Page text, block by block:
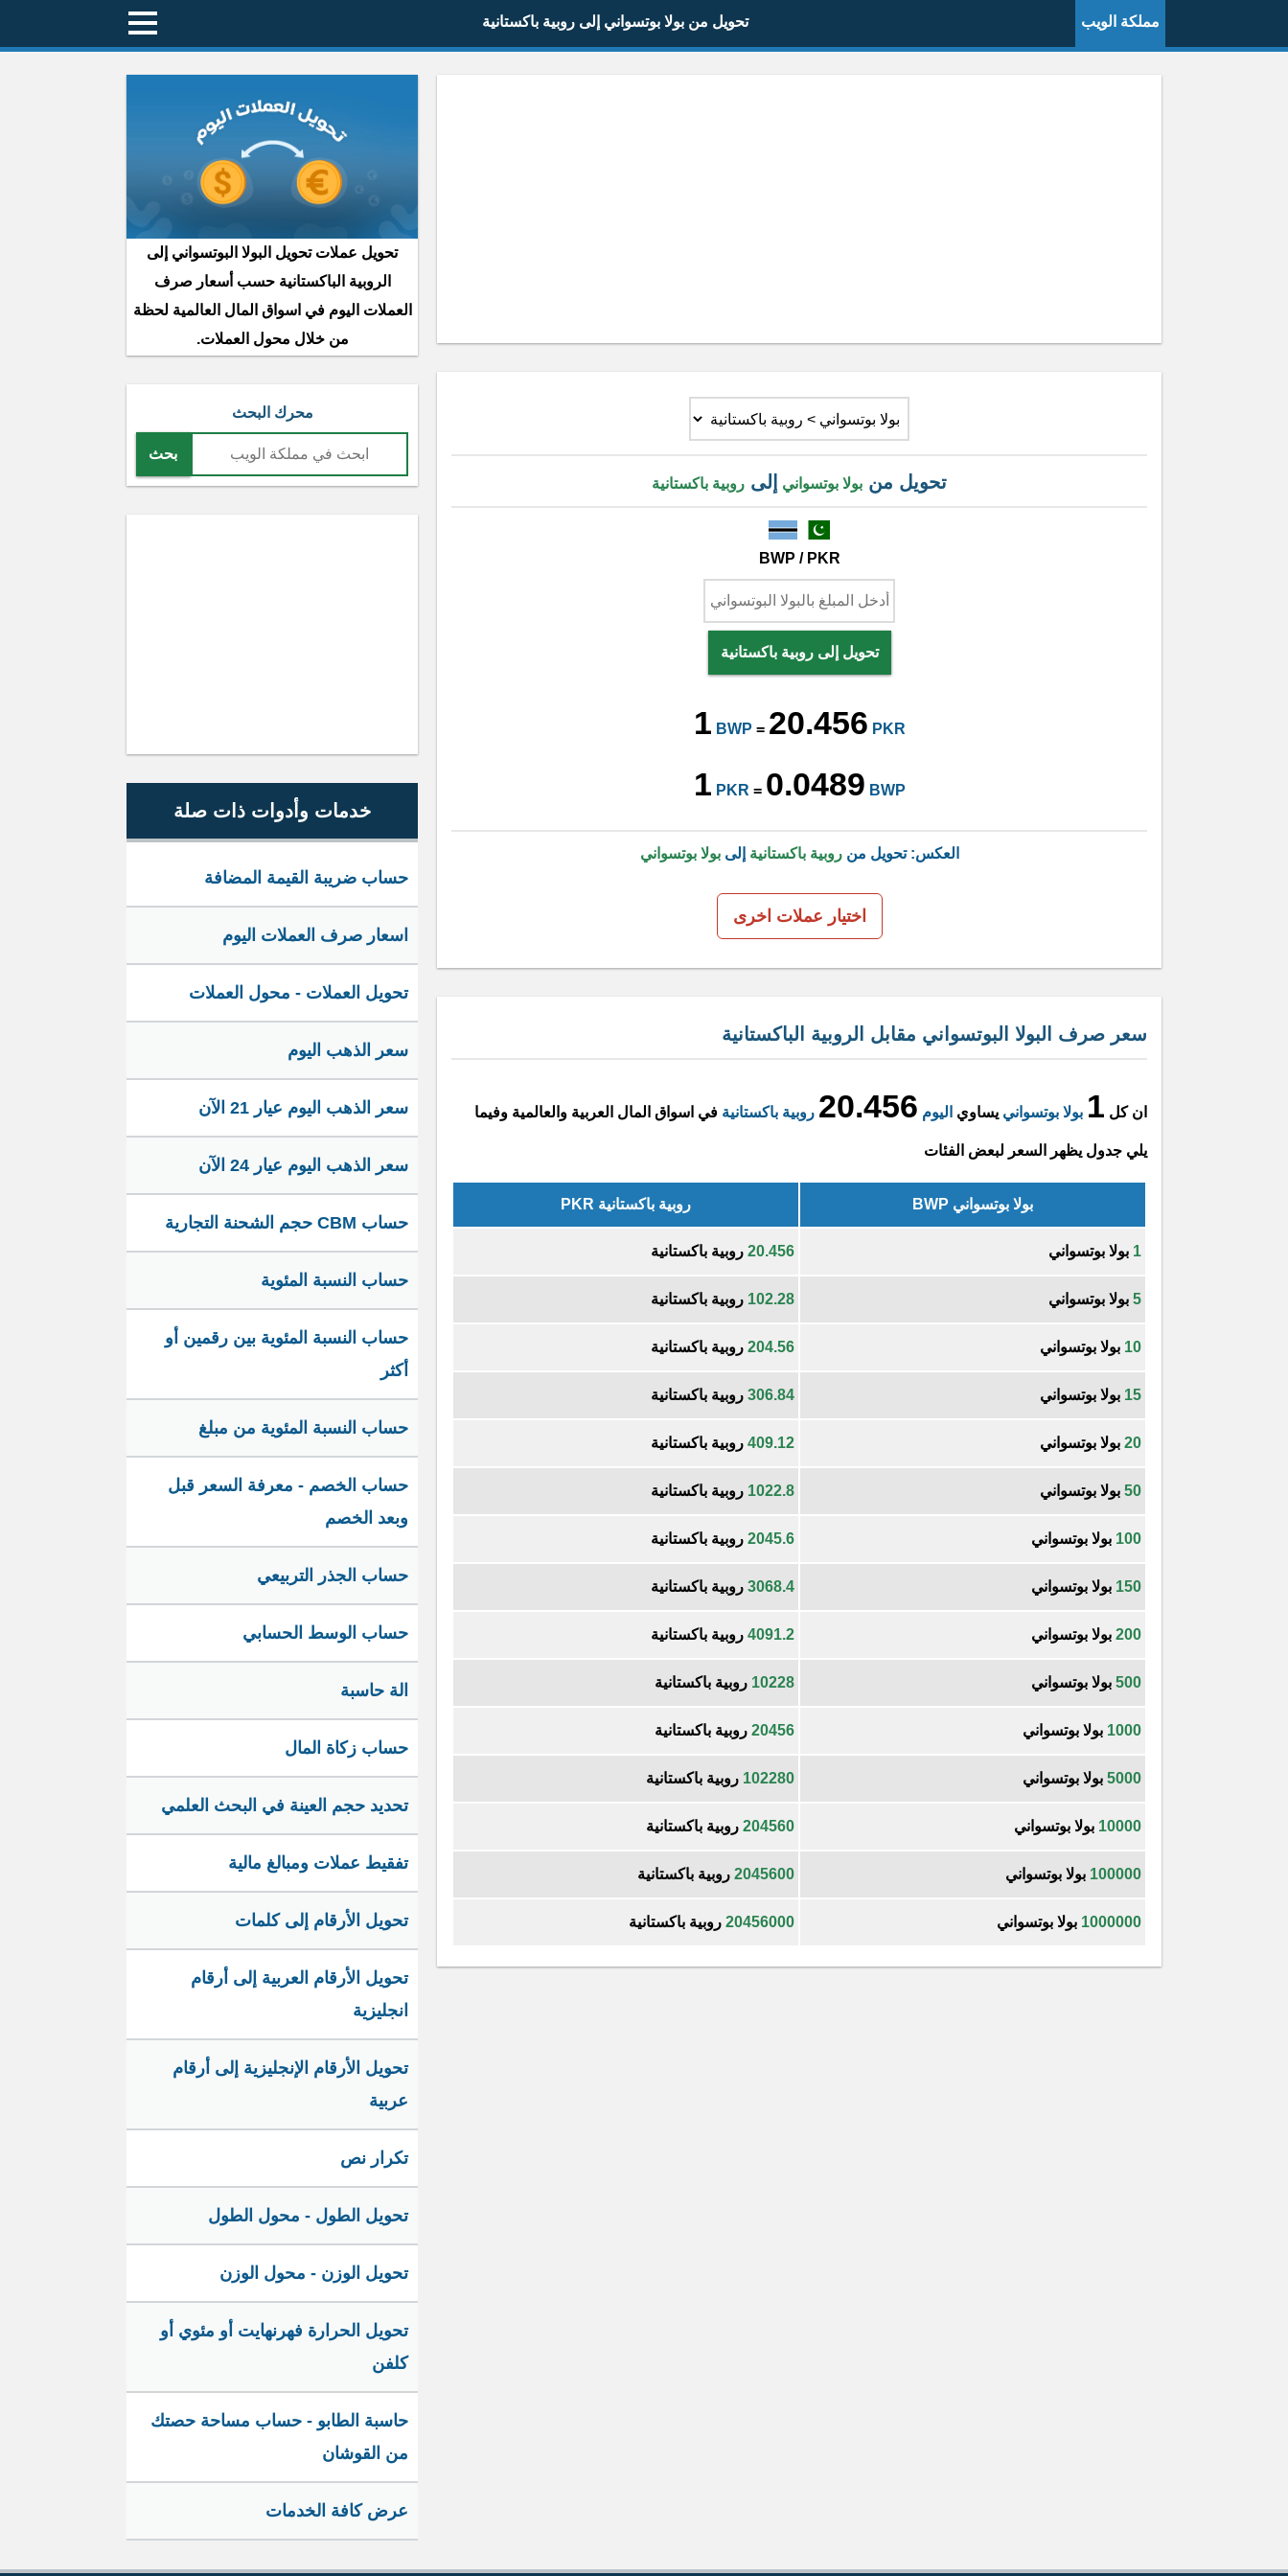
مملكة الويب تحويل من بولا بوتسواني إلى روبية باكستانية
تحويل من بولا بوتسواني إلى روبية باكستانية
BWP / PKR
تحويل إلى روبية باكستانية
1 BWP = 20.456 PKR
1 PKR = 0.0489 BWP
العكس: تحويل منروبية باكستانية إلىبولا بوتسواني
اختيار عملات اخرى
سعر صرف البولا البوتسواني مقابل الروبية الباكستانية
ان كل 1 بولا بوتسواني يساوي اليوم 20.456 روبية باكستانية في اسواق المال العربية والعالمية وفيما
يلي جدول يظهر السعر لبعض الفئات
بولا بوتسواني BWP روبية باكستانية PKR
1 بولا بوتسواني 20.456 روبية باكستانية
5 بولا بوتسواني 102.28 روبية باكستانية
10 بولا بوتسواني 204.56 روبية باكستانية
15 بولا بوتسواني 306.84 روبية باكستانية
20 بولا بوتسواني 409.12 روبية باكستانية
50 بولا بوتسواني 1022.8 روبية باكستانية
100 بولا بوتسواني 2045.6 روبية باكستانية
150 بولا بوتسواني 3068.4 روبية باكستانية
200 بولا بوتسواني 4091.2 روبية باكستانية
500 بولا بوتسواني 10228 روبية باكستانية
1000 بولا بوتسواني 20456 روبية باكستانية
5000 بولا بوتسواني 102280 روبية باكستانية
10000 بولا بوتسواني 204560 روبية باكستانية
100000 بولا بوتسواني 2045600 روبية باكستانية
1000000 بولا بوتسواني 20456000 روبية باكستانية
تحويل عملات تحويل البولا البوتسواني إلى
الروبية الباكستانية حسب أسعار صرف
العملات اليوم في اسواق المال العالمية لحظة
من خلال محول العملات.
محرك البحث
بحث
خدمات وأدوات ذات صلة
حساب ضريبة القيمة المضافة
اسعار صرف العملات اليوم
تحويل العملات - محول العملات
سعر الذهب اليوم
سعر الذهب اليوم عيار 21 الآن
سعر الذهب اليوم عيار 24 الآن
حساب CBM حجم الشحنة التجارية
حساب النسبة المئوية
حساب النسبة المئوية بين رقمين أو
أكثر
حساب النسبة المئوية من مبلغ
حساب الخصم - معرفة السعر قبل
وبعد الخصم
حساب الجذر التربيعي
حساب الوسط الحسابي
الة حاسبة
حساب زكاة المال
تحديد حجم العينة في البحث العلمي
تفقيط عملات ومبالغ مالية
تحويل الأرقام إلى كلمات
تحويل الأرقام العربية إلى أرقام
انجليزية
تحويل الأرقام الإنجليزية إلى أرقام
عربية
تكرار نص
تحويل الطول - محول الطول
تحويل الوزن - محول الوزن
تحويل الحرارة فهرنهايت أو مئوي أو
كلفن
حاسبة الطابو - حساب مساحة حصتك
من القوشان
عرض كافة الخدمات